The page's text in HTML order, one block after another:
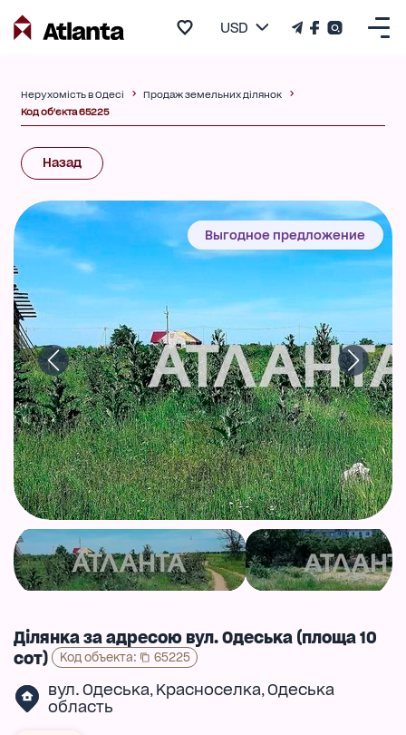
USD
Нерухомість в Одесі
Продаж земельних ділянок
Код об'єкта 65225
Назад
Выгодное предложение
Ділянка за адресою вул. Одеська (площа 10
сот)
Код объекта: 65225
вул. Одеська, Красноселка,Одеська
область